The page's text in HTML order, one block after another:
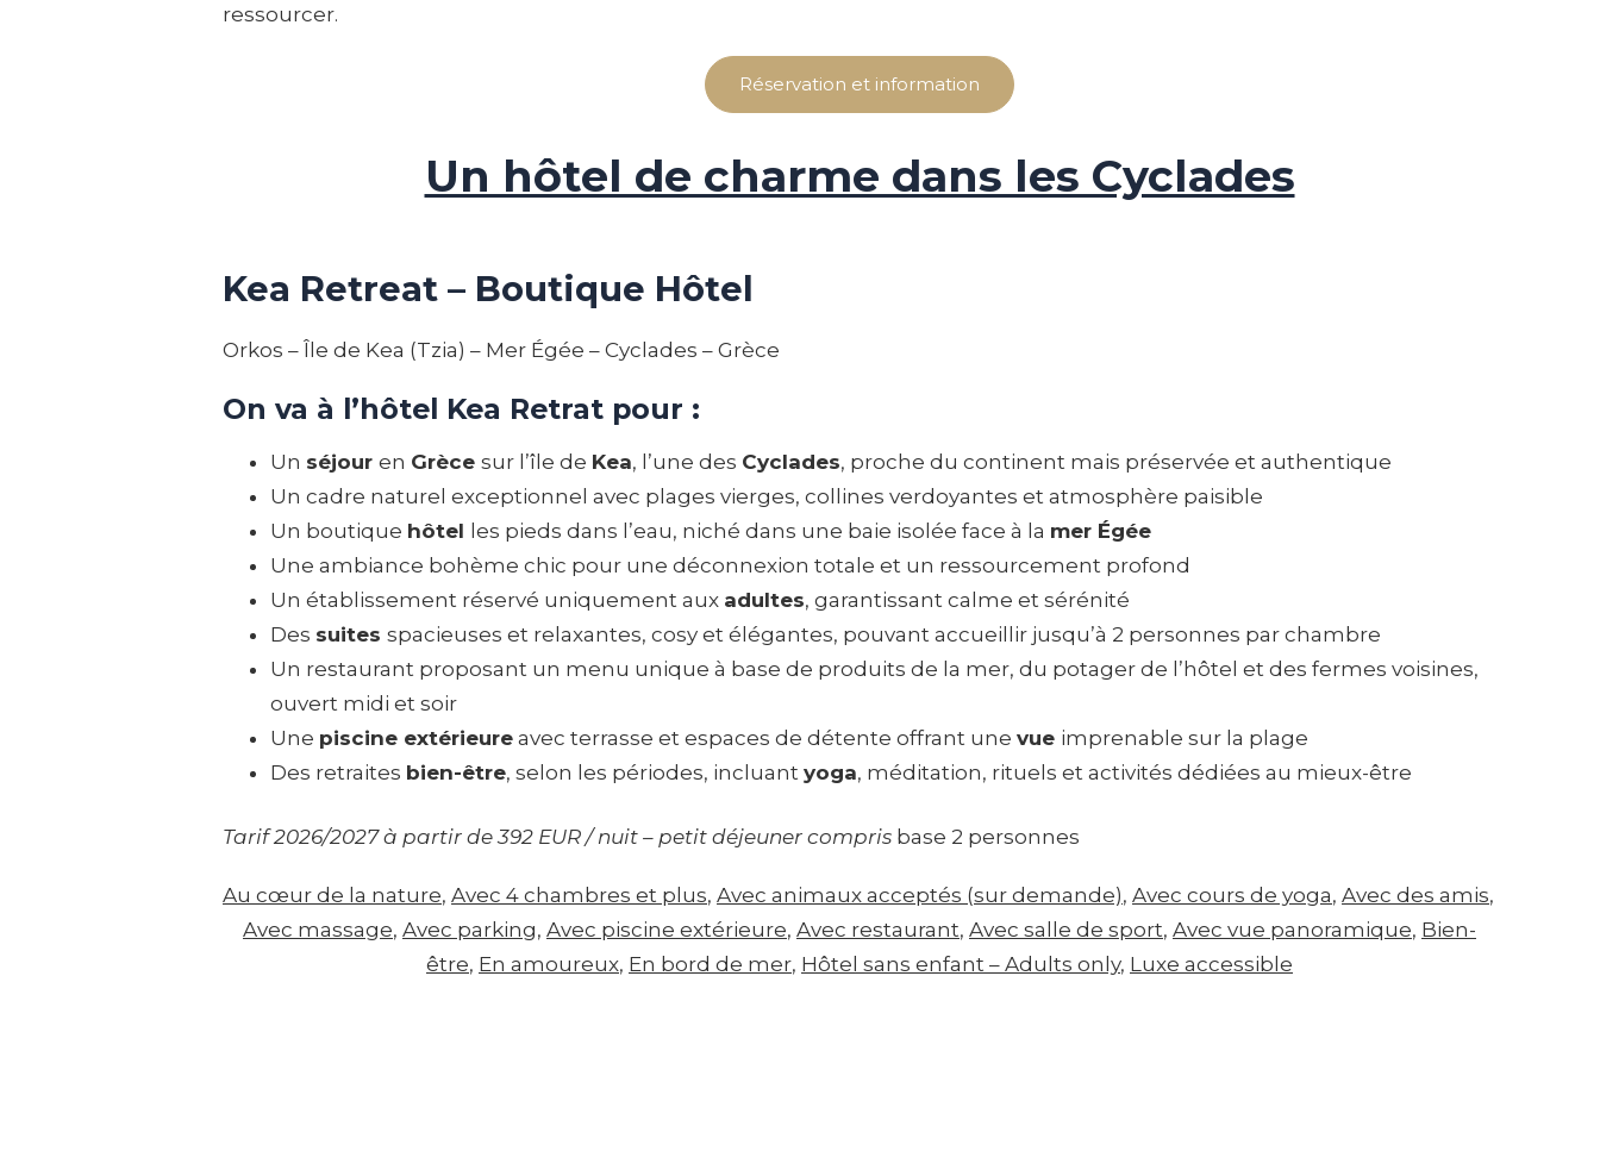
ressourcer.
Réservation et information
Un hôtel de charme dans les Cyclades
Kea Retreat – Boutique Hôtel
Orkos – Île de Kea (Tzia) – Mer Égée – Cyclades – Grèce
On va à l’hôtel Kea Retrat pour :
Un séjour en Grèce sur l’île de Kea, l’une des Cyclades, proche du continent mais préservée et authentique
Un cadre naturel exceptionnel avec plages vierges, collines verdoyantes et atmosphère paisible
Un boutique hôtel les pieds dans l’eau, niché dans une baie isolée face à la mer Égée
Une ambiance bohème chic pour une déconnexion totale et un ressourcement profond
Un établissement réservé uniquement aux adultes, garantissant calme et sérénité
Des suites spacieuses et relaxantes, cosy et élégantes, pouvant accueillir jusqu’à 2 personnes par chambre
Un restaurant proposant un menu unique à base de produits de la mer, du potager de l’hôtel et des fermes voisines,
ouvert midi et soir
Une piscine extérieure avec terrasse et espaces de détente offrant une vue imprenable sur la plage
Des retraites bien-être, selon les périodes, incluant yoga, méditation, rituels et activités dédiées au mieux-être
Tarif 2026/2027 à partir de 392 EUR / nuit – petit déjeuner compris base 2 personnes
Au cœur de la nature, Avec 4 chambres et plus, Avec animaux acceptés (sur demande), Avec cours de yoga, Avec des amis
Avec massage, Avec parking, Avec piscine extérieure, Avec restaurant, Avec salle de sport, Avec vue panoramique, Bien-
être, En amoureux, En bord de mer, Hôtel sans enfant – Adults only, Luxe accessible